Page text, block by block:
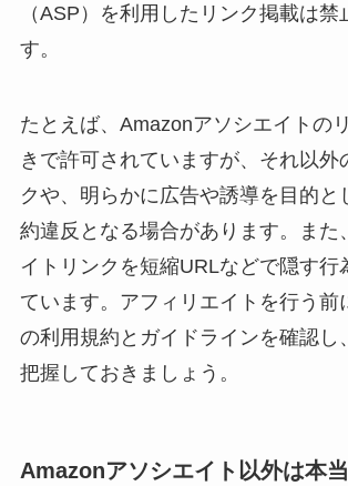
（ASP）を利用したリンク掲載は禁
す。
たとえば、Amazonアソシエイトの
きで許可されていますが、それ以外
クや、明らかに広告や誘導を目的と
約違反となる場合があります。また
イトリンクを短縮URLなどで隠す行
ています。アフィリエイトを行う前
の利用規約とガイドラインを確認し
把握しておきましょう。
Amazonアソシエイト以外は本